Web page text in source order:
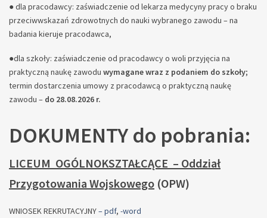
● dla pracodawcy: zaświadczenie od lekarza medycyny pracy o braku
przeciwwskazań zdrowotnych do nauki wybranego zawodu – na
badania kieruje pracodawca,
●dla szkoły: zaświadczenie od pracodawcy o woli przyjęcia na
praktyczną naukę zawodu wymagane wraz z podaniem do szkoły;
termin dostarczenia umowy z pracodawcą o praktyczną naukę
zawodu – do 28.08.2026 r.
DOKUMENTY do pobrania:
LICEUM OGÓLNOKSZTAŁCĄCE – Oddział
Przygotowania Wojskowego (OPW)
WNIOSEK REKRUTACYJNY– pdf, -word